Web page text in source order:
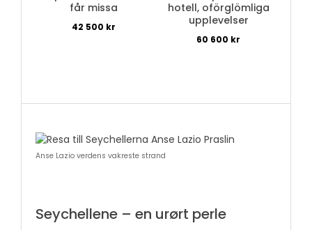
får missa
42 500 kr
hotell, oförglömliga
upplevelser
60 600 kr
Anse Lazio verdens vakreste strand
Seychellene – en urørt perle